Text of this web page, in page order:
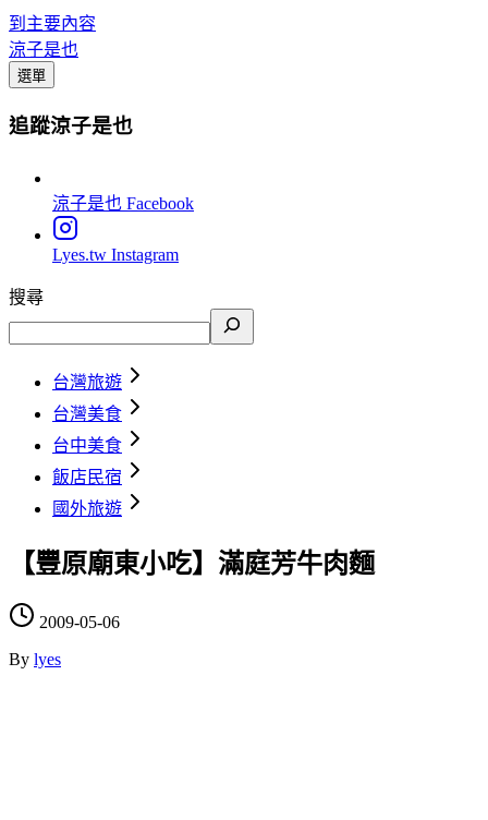
到主要內容
涼子是也
選單
追蹤涼子是也
涼子是也 Facebook
Lyes.tw Instagram
搜尋
台灣旅遊
台灣美食
台中美食
飯店民宿
國外旅遊
【豐原廟東小吃】滿庭芳牛肉麵
2009-05-06
By lyes